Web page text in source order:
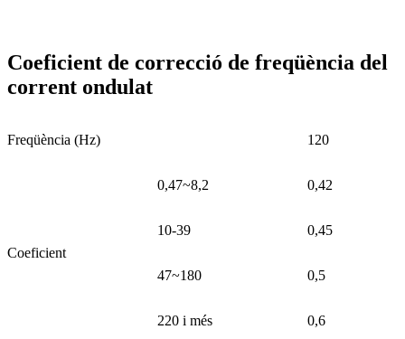
Coeficient de correcció de freqüència del
corrent ondulat
Freqüència (Hz) 120
Coeficient
0,47~8,2 0,42
10-39 0,45
47~180 0,5
220 i més 0,6